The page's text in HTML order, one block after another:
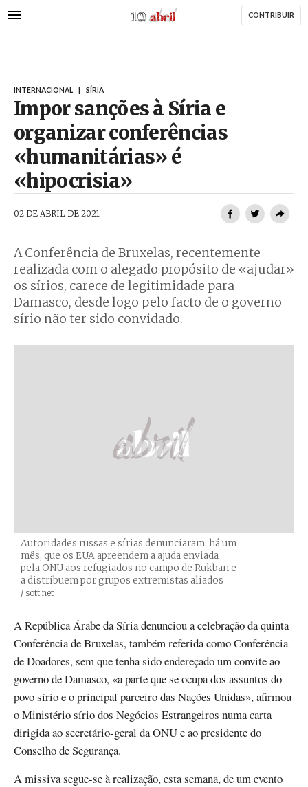
para
AbrilAbril CONTRIBUIR
INTERNACIONAL SÍRIA
Impor sanções à Síria e
organizar conferências
«humanitárias» é
«hipocrisia»
02 DE ABRIL DE 2021
A Conferência de Bruxelas, recentemente
realizada com o alegado propósito de «ajudar»
os sírios, carece de legitimidade para
Damasco, desde logo pelo facto de o governo
sírio não ter sido convidado.
Autoridades russas e sírias denunciaram, há um
mês, que os EUA apreendem a ajuda enviada
pela ONU aos refugiados no campo de Rukban e
a distribuem por grupos extremistas aliados
Créditos
/ sott.net
A República Árabe da Síria denunciou a celebração da quinta
Conferência de Bruxelas, também referida como Conferência
de Doadores, sem que tenha sido endereçado um convite ao
governo de Damasco, «a parte que se ocupa dos assuntos do
povo sírio e o principal parceiro das Nações Unidas», afirmou
o Ministério sírio dos Negócios Estrangeiros numa carta
dirigida ao secretário-geral da ONU e ao presidente do
Conselho de Segurança.
A missiva segue-se à realização, esta semana, de um evento